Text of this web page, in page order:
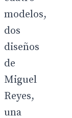
modelos,
dos
diseños
de
Miguel
Reyes,
una